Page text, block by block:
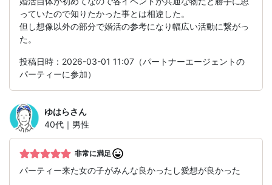
っていたので知りたかった事とは相違した。
但し想像以外の部分で婚活の参考になり幅広い活動に繋がっ
た。
投稿日時：2026-03-01 11:07（パートナーエージェントの
パーティーに参加）
ゆはらさん
40代｜男性
非常に満足
パーティー来た女の子がみんな良かったし愛想が良かった